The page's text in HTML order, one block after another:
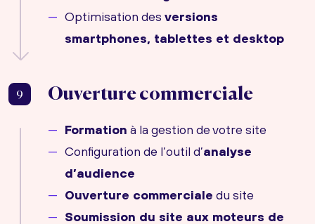
Optimisation des versions
smartphones, tablettes et desktop
9 Ouverture commerciale
Formation à la gestion de votre site
Configuration de l’outil d’analyse
d’audience
Ouverture commerciale du site
Soumission du site aux moteurs de